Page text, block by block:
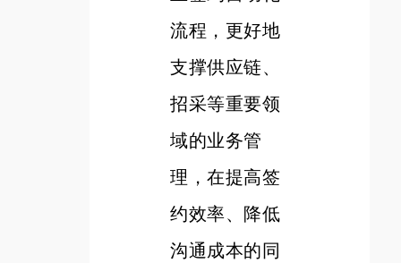
流程，更好地
支撑供应链、
招采等重要领
域的业务管
理，在提高签
约效率、降低
沟通成本的同